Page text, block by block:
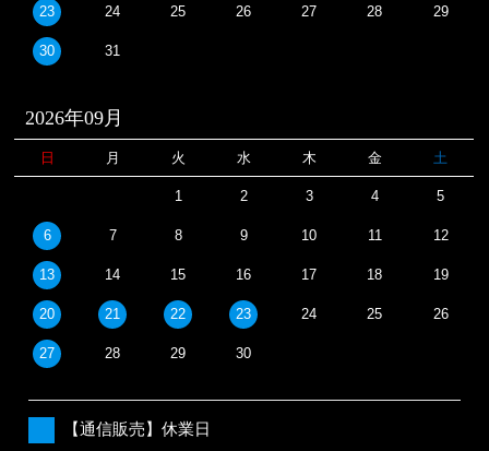
23 24 25 26 27 28 29
30 31
2026年09月
日 月 火 水 木 金 土
1 2 3 4 5
6 7 8 9 10 11 12
13 14 15 16 17 18 19
20 21 22 23 24 25 26
27 28 29 30
【通信販売】休業日